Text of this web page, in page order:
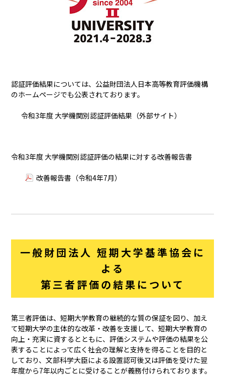
認証評価結果については、公益財団法人日本高等教育評価機構
のホームページでも公表されております。
令和3年度 大学機関別認証評価結果（外部サイト）
令和3年度 大学機関別認証評価の結果に対する改善報告書
改善報告書（令和4年7月）
一般財団法人 短期大学基準協会に
よる
第三者評価の結果について
第三者評価は、短期大学教育の継続的な質の保証を図り、加え
て短期大学の主体的な改革・改善を支援して、短期大学教育の
向上・充実に資するとともに、評価システムや評価の結果を公
表することによって広く社会の理解と支持を得ることを目的と
しており、文部科学大臣による設置認可後又は評価を受けた翌
年度から7年以内ごとに受けることが義務付けられております。